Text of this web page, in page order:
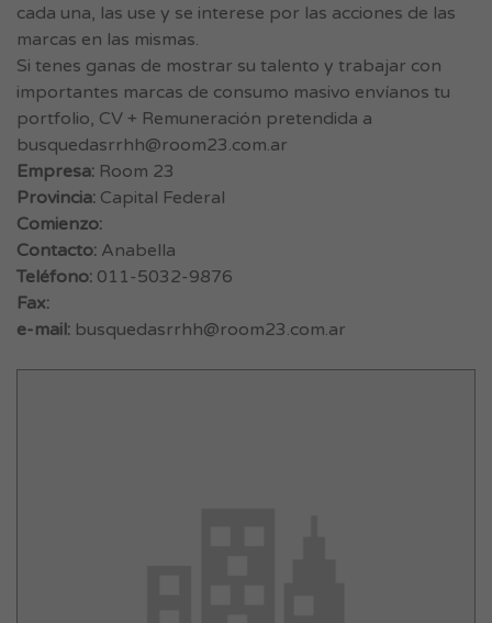
cada una, las use y se interese por las acciones de las
marcas en las mismas.
Si tenes ganas de mostrar su talento y trabajar con
importantes marcas de consumo masivo envíanos tu
portfolio, CV + Remuneración pretendida a
busquedasrrhh@room23.com.ar
Empresa: Room 23
Provincia: Capital Federal
Comienzo:
Contacto: Anabella
Teléfono: 011-5032-9876
Fax:
e-mail: busquedasrrhh@room23.com.ar